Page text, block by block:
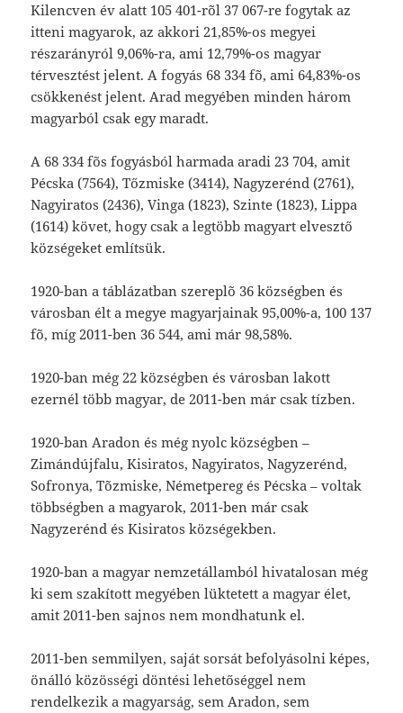
Kilencven év alatt 105 401-rõl 37 067-re fogytak az
itteni magyarok, az akkori 21,85%-os megyei
részarányról 9,06%-ra, ami 12,79%-os magyar
térvesztést jelent. A fogyás 68 334 fõ, ami 64,83%-os
csökkenést jelent. Arad megyében minden három
magyarból csak egy maradt.
A 68 334 fõs fogyásból harmada aradi 23 704, amit
Pécska (7564), Tőzmiske (3414), Nagyzerénd (2761),
Nagyiratos (2436), Vinga (1823), Szinte (1823), Lippa
(1614) követ, hogy csak a legtöbb magyart elvesztő
községeket említsük.
1920-ban a táblázatban szereplõ 36 községben és
városban élt a megye magyarjainak 95,00%-a, 100 137
fõ, míg 2011-ben 36 544, ami már 98,58%.
1920-ban még 22 községben és városban lakott
ezernél több magyar, de 2011-ben már csak tízben.
1920-ban Aradon és még nyolc községben –
Zimándújfalu, Kisiratos, Nagyiratos, Nagyzerénd,
Sofronya, Tõzmiske, Németpereg és Pécska – voltak
többségben a magyarok, 2011-ben már csak
Nagyzerénd és Kisiratos községekben.
1920-ban a magyar nemzetállamból hivatalosan még
ki sem szakított megyében lüktetett a magyar élet,
amit 2011-ben sajnos nem mondhatunk el.
2011-ben semmilyen, saját sorsát befolyásolni képes,
önálló közösségi döntési lehetőséggel nem
rendelkezik a magyarság, sem Aradon, sem